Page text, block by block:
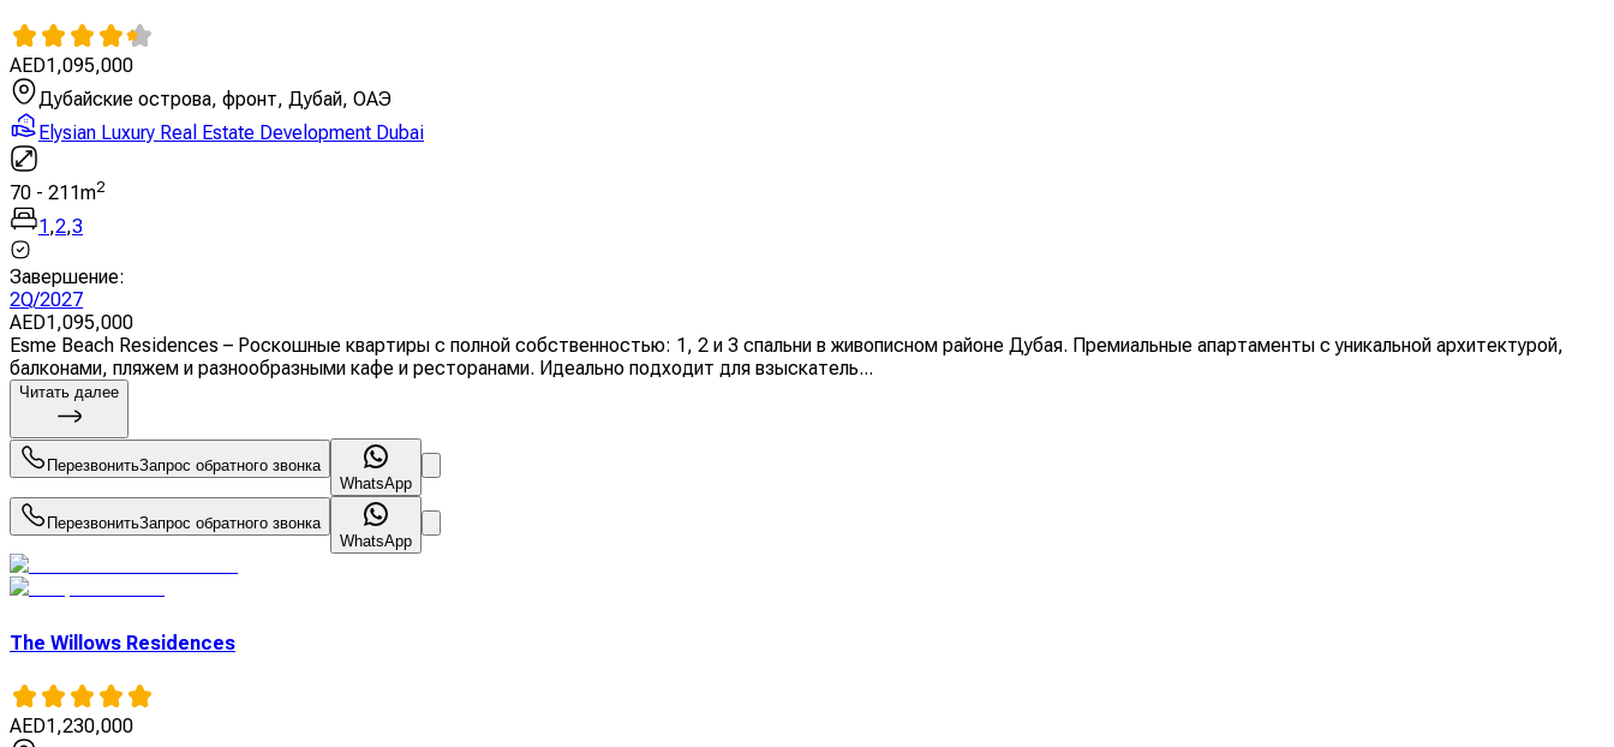
AED1,095,000
Дубайские острова, фронт, Дубай, ОАЭ
Elysian Luxury Real Estate Development Dubai
70 - 211m2
1 ,2,3
Завершение:
2Q/2027
AED1,095,000
Esme Beach Residences – Роскошные квартиры с полной собственностью: 1, 2 и 3 спальни в живописном районе Дубая. Премиальные апартаменты с уникальной архитектурой,
балконами, пляжем и разнообразными кафе и ресторанами. Идеально подходит для взыскатель...
Читать далее
ПерезвонитьЗапрос обратного звонка
WhatsApp
ПерезвонитьЗапрос обратного звонка
WhatsApp
The Willows Residences
AED1,230,000